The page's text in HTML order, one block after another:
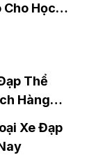
Cho Học
Thể
Hàng
Hà
Xe Đạp